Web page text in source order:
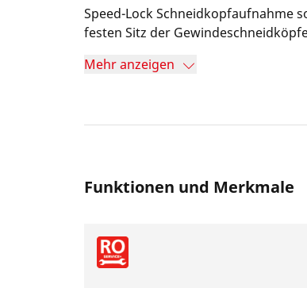
Speed-Lock Schneidkopfaufnahme
festen Sitz der
ideal für Arbeiten in schwer
Mehr anzeigen
Funktionen und Merkmale